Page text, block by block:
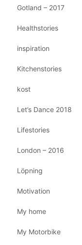
Gotland – 2017
Healthstories
inspiration
Kitchenstories
kost
Let’s Dance 2018
Lifestories
London – 2016
Löpning
Motivation
My home
My Motorbike